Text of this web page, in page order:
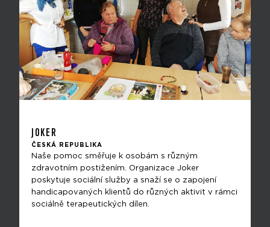
JOKER
ČESKÁ REPUBLIKA
Naše pomoc směřuje k osobám s různým
zdravotním postižením. Organizace Joker
poskytuje sociální služby a snaží se o zapojení
handicapovaných klientů do různých aktivit v rámci
sociálně terapeutických dílen.